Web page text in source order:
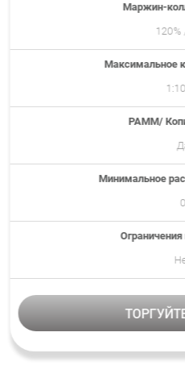
Маржин-
120%
Максимальное
PAMM/
Минимальное
0
Ограничения